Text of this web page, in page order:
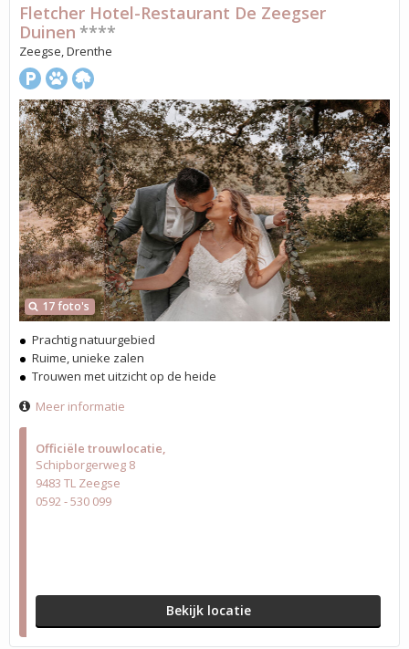
Officiële trouwlocatie
Schipborgerweg 8
9483 TL Zeegse
0592 - 530 099
Bekijk locatie
17 foto's
Fletcher Hotel-Restaurant De Zeegser
Duinen ****
Zeegse, Drenthe
Prachtig natuurgebied
Ruime, unieke zalen
Trouwen met uitzicht op de heide
Meer informatie